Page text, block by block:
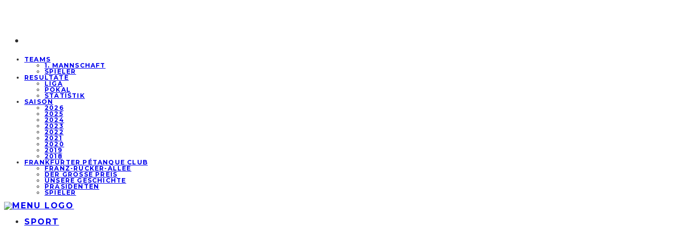
TEAMS
1. MANNSCHAFT
SPIELER
RESULTATE
LIGA
POKAL
STATISTIK
SAISON
2026
2025
2024
2023
2022
2021
2020
2019
2018
FRANKFURTER PÉTANQUE CLUB
FRANZ-RÜCKER-ALLEE
DER GROSSE PREIS
UNSERE GESCHICHTE
PRÄSIDENTEN
SPIELER
SPORT